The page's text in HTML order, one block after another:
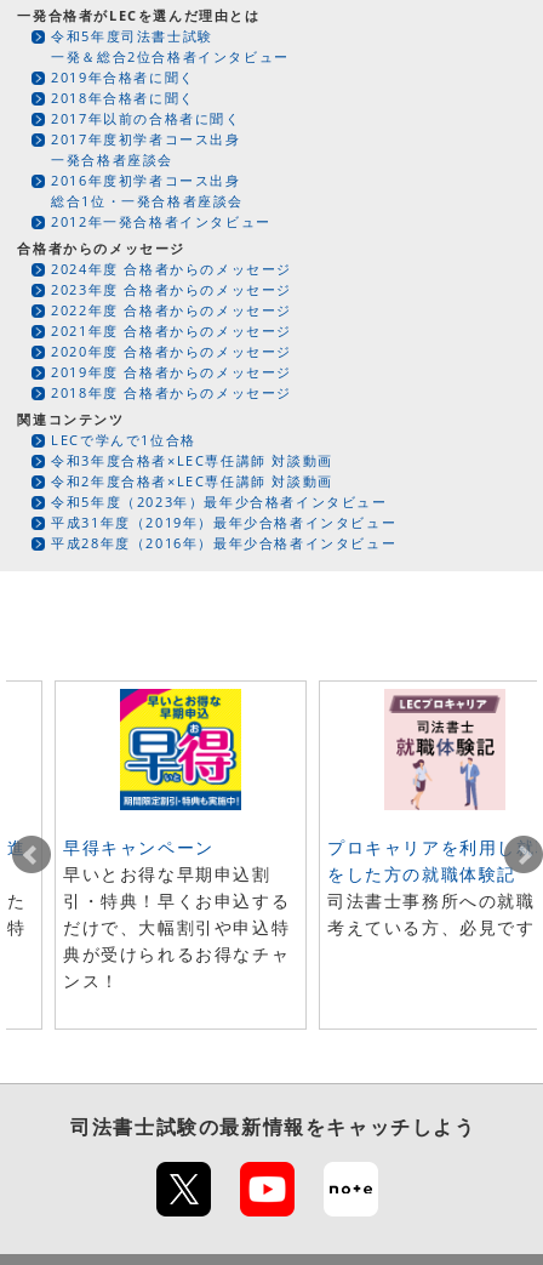
一発合格者がLECを選んだ理由とは
令和5年度司法書士試験
一発＆総合2位合格者インタビュー
2019年合格者に聞く
2018年合格者に聞く
2017年以前の合格者に聞く
2017年度初学者コース出身
一発合格者座談会
2016年度初学者コース出身
総合1位・一発合格者座談会
2012年一発合格者インタビュー
合格者からのメッセージ
2024年度 合格者からのメッセージ
2023年度 合格者からのメッセージ
2022年度 合格者からのメッセージ
2021年度 合格者からのメッセージ
2020年度 合格者からのメッセージ
2019年度 合格者からのメッセージ
2018年度 合格者からのメッセージ
関連コンテンツ
LECで学んで1位合格
令和3年度合格者×LEC専任講師 対談動画
令和2年度合格者×LEC専任講師 対談動画
令和5年度（2023年）最年少合格者インタビュー
平成31年度（2019年）最年少合格者インタビュー
平成28年度（2016年）最年少合格者インタビュー
進
特
早得キャンペーン
早いとお得な早期申込割
引・特典！早くお申込する
だけで、大幅割引や申込特
典が受けられるお得なチャ
ンス！
プロキャリアを利用し就
をした方の就職体験記
司法書士事務所への就職
考えている方、必見です
司法書士試験の最新情報をキャッチしよう